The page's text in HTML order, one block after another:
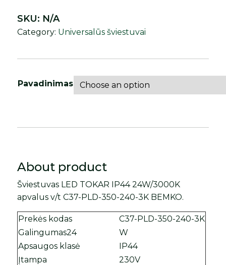
Pavadinimas
SKU: N/A
Category: Universalūs šviestuvai
About product
Šviestuvas LED TOKAR IP44 24W/3000K
apvalus v/t C37-PLD-350-240-3K BEMKO.
Prekės kodas
C37-PLD-350-240-3K
Galingumas24
W
Apsaugos klasė
IP44
Įtampa
230V